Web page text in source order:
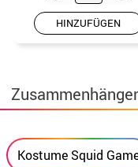
HINZUFÜGEN
Kostume Squid